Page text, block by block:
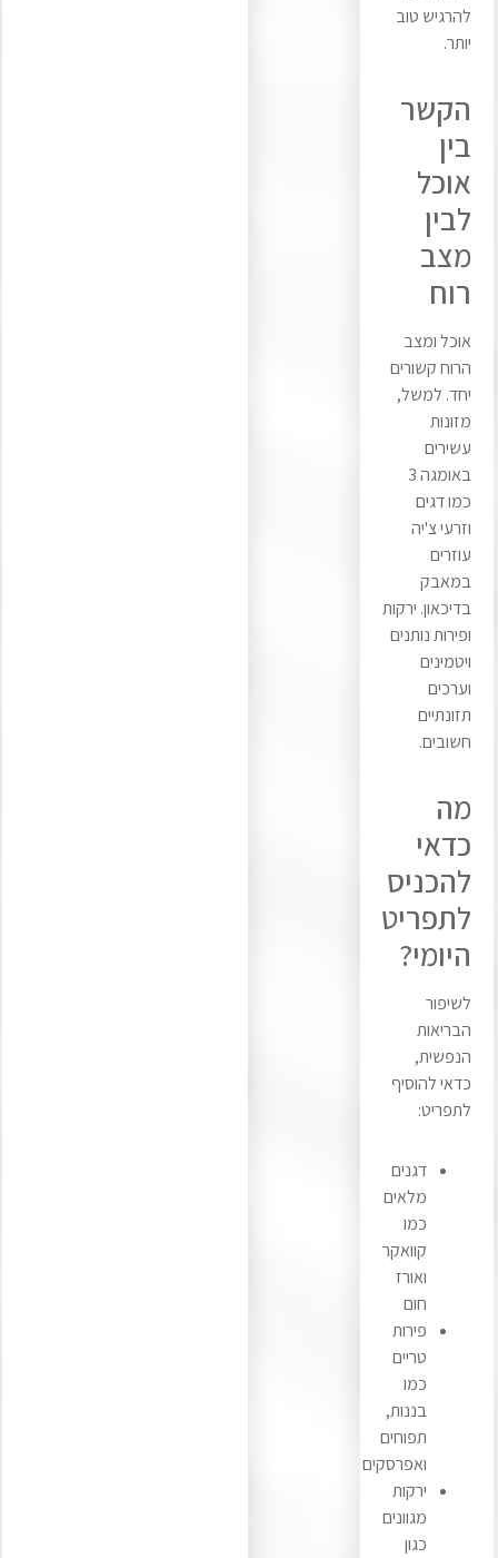
להרגיש טוב
יותר.
הקשר
בין
אוכל
לבין
מצב
רוח
אוכל ומצב
הרוח קשורים
יחד. למשל,
מזונות
עשירים
באומגה 3
כמו דגים
וזרעי צ'יה
עוזרים
במאבק
בדיכאון. ירקות
ופירות נותנים
ויטמינים
וערכים
תזונתיים
חשובים.
מה
כדאי
להכניס
לתפריט
היומי?
לשיפור
הבריאות
הנפשית,
כדאי להוסיף
לתפריט:
דגנים
מלאים
כמו
קוואקר
ואורז
חום
פירות
טריים
כמו
בננות,
תפוחים
ואפרסקים
ירקות
מגוונים
כגון